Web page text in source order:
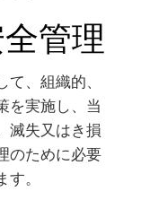
管理
、組織的、
を実施し、当
滅失又はき損
のために必要
。